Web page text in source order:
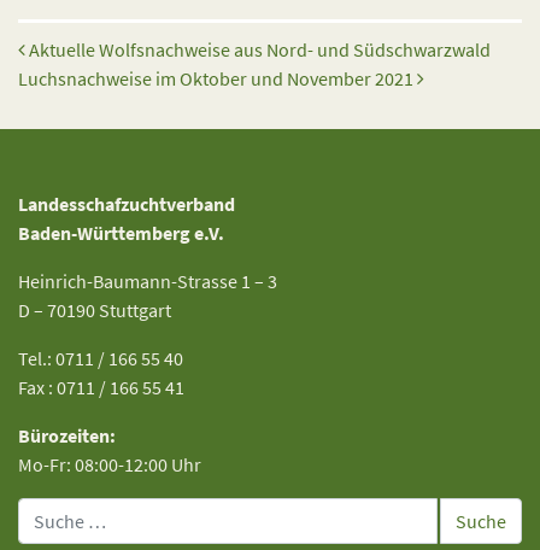
Beitrags-Navigation
Aktuelle Wolfsnachweise aus Nord- und Südschwarzwald
Luchsnachweise im Oktober und November 2021
Landesschafzuchtverband
Baden-Württemberg e.V.
Heinrich-Baumann-Strasse 1 – 3
D – 70190 Stuttgart
Tel.: 0711 / 166 55 40
Fax : 0711 / 166 55 41
Bürozeiten:
Mo-Fr: 08:00-12:00 Uhr
Suche